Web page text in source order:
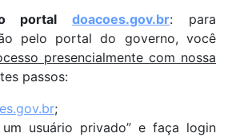
portaldoacoes.gov.br: para
pelo portal do governo, você
presencialmente com nossa
passos:
;
um usuário privado” e faça login